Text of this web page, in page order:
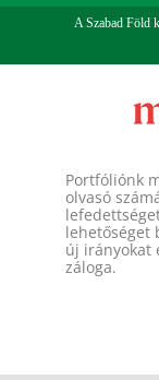
A Szabad Föld
Portfóliónk
olvasó
lehetőséget
új irányokat
záloga.